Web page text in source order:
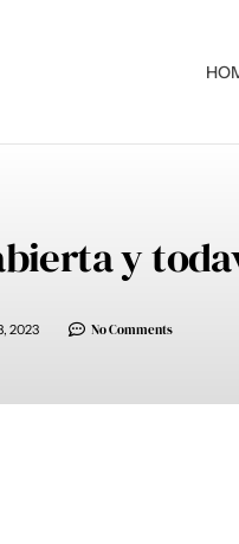
y
2023 No Comments